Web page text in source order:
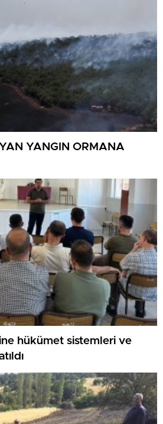
YANGIN ORMANA
hükümet sistemleri ve